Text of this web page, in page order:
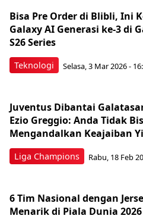
Teknologi
Bisa Pre Order di Blibli, Ini
Galaxy AI Generasi ke-3 di
S26 Series
Selasa, 3 Mar 2026 -
Liga Champions
Juventus Dibantai
Ezio Greggio: Anda Tidak
Mengandalkan Keajaiban
Rabu, 18 Feb
6 Tim Nasional dengan
Menarik di Piala Dunia 2026